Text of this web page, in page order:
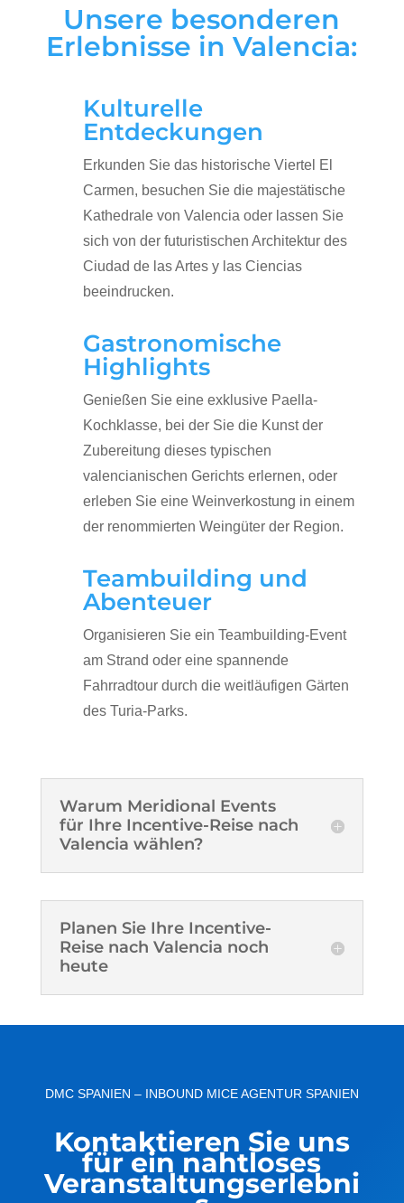
Unsere besonderen
Erlebnisse in Valencia:
Kulturelle
Entdeckungen
Erkunden Sie das historische Viertel El
Carmen, besuchen Sie die majestätische
Kathedrale von Valencia oder lassen Sie
sich von der futuristischen Architektur des
Ciudad de las Artes y las Ciencias
beeindrucken.
Gastronomische
Highlights
Genießen Sie eine exklusive Paella-
Kochklasse, bei der Sie die Kunst der
Zubereitung dieses typischen
valencianischen Gerichts erlernen, oder
erleben Sie eine Weinverkostung in einem
der renommierten Weingüter der Region.
Teambuilding und
Abenteuer
Organisieren Sie ein Teambuilding-Event
am Strand oder eine spannende
Fahrradtour durch die weitläufigen Gärten
des Turia-Parks.
Warum Meridional Events
für Ihre Incentive-Reise nach
Valencia wählen?
Planen Sie Ihre Incentive-
Reise nach Valencia noch
heute
DMC SPANIEN – INBOUND MICE AGENTUR SPANIEN
Kontaktieren Sie uns
für ein nahtloses
Veranstaltungserlebni